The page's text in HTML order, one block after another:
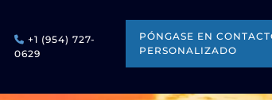
+1 (954) 727-
0629
PÓNGASE EN
PERSONALIZADO